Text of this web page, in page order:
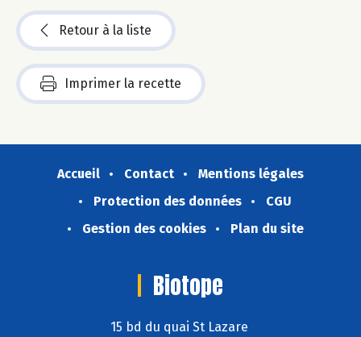
Retour à la liste
Imprimer la recette
Accueil Contact
Mentions légales
Protection des données
CGU
Gestion des cookies
Plan du site
Biotope
15 bd du quai St Lazare